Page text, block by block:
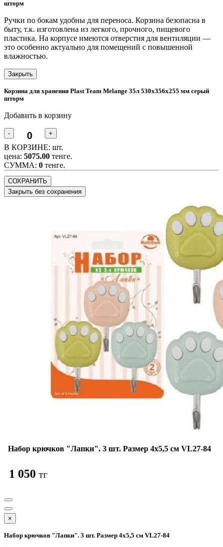
шторм
Ручки по бокам удобны для переноса. Корзина безопасна в
быту, т.к. изготовлена из легкого, прочного, пищевого
пластика. На корпусе имеются отверстия для вентиляции —
это особенно актуально для помещений с повышенной
влажностью.
Закрыть
Корзина для хранения Plast Team Melange 35л 530х356х255 мм серый
шторм
Добавить в корзину
- +
В КОРЗИНЕ: шт.
цена: 5075.00 тенге.
CУММА: 0 тенге.
СОХРАНИТЬ
Закрыть без сохранения
Набор крючков "Лапки". 3 шт. Размер 4х5,5 см VL27-84
1 050 тг
×
Набор крючков "Лапки". 3 шт. Размер 4х5,5 см VL27-84